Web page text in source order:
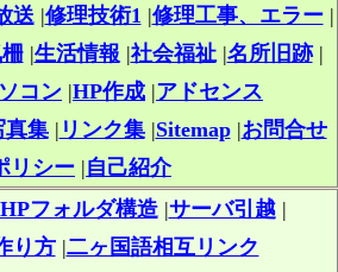
送|修理技術1 |修理工事、エラー|
|生活情報 |社会福祉|名所旧跡|
コン |HP作成 |アドセンス
真集| リンク集|Sitemap|お問合せ
リシー |自己紹介
HPフォルダ構造|サーバ引越|
り方|二ヶ国語相互リンク